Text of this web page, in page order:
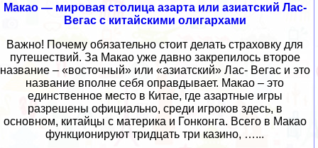
Макао — мировая столица азарта или азиатский Лас-
Вегас с китайскими олигархами
Важно! Почему обязательно стоит делать страховку для
путешествий. За Макао уже давно закрепилось второе
название – «восточный» или «азиатский» Лас- Вегас и это
название вполне себя оправдывает. Макао – это
единственное место в Китае, где азартные игры
разрешены официально, среди игроков здесь, в
основном, китайцы с материка и Гонконга. Всего в Макао
функционируют тридцать три казино, …...